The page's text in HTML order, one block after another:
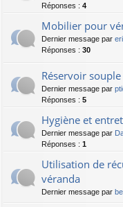
Réponses : 4
Mobilier pour
Dernier message par
Réponses : 30
Réservoir
Dernier message par
Réponses : 5
Hygiène et
Dernier message par
Réponses : 1
Utilisation de
véranda
Dernier message par